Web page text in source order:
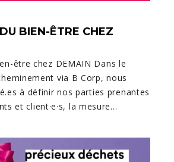
BIEN-ÊTRE CHEZ
être chez DEMAIN Dans le
via B Corp, nous
à définir nos parties prenantes
et client·e·s, la mesure…